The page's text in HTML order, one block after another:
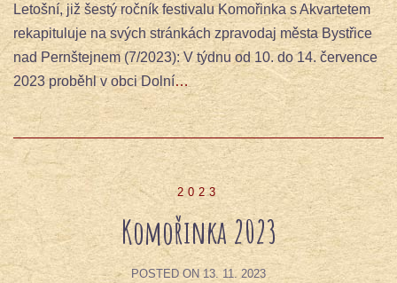
Letošní, již šestý ročník festivalu Komořinka s Akvartetem
rekapituluje na svých stránkách zpravodaj města Bystřice
nad Pernštejnem (7/2023): V týdnu od 10. do 14. července
2023 proběhl v obci Dolní…
2023
Komořinka 2023
POSTED ON 13. 11. 2023